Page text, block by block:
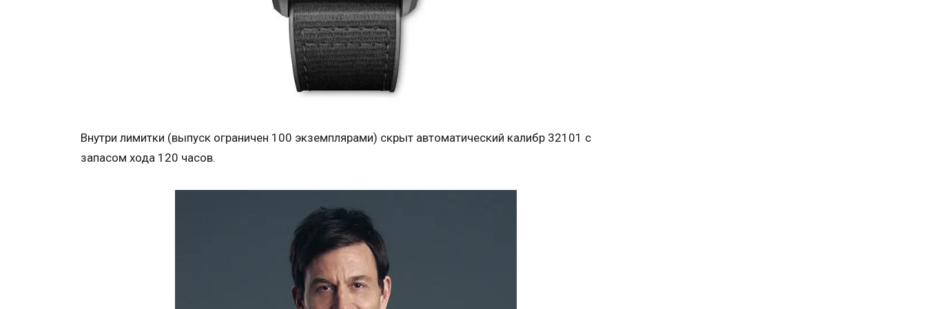
Внутри лимитки (выпуск ограничен 100 экземплярами) скрыт автоматический калибр 32101 с
запасом хода 120 часов.